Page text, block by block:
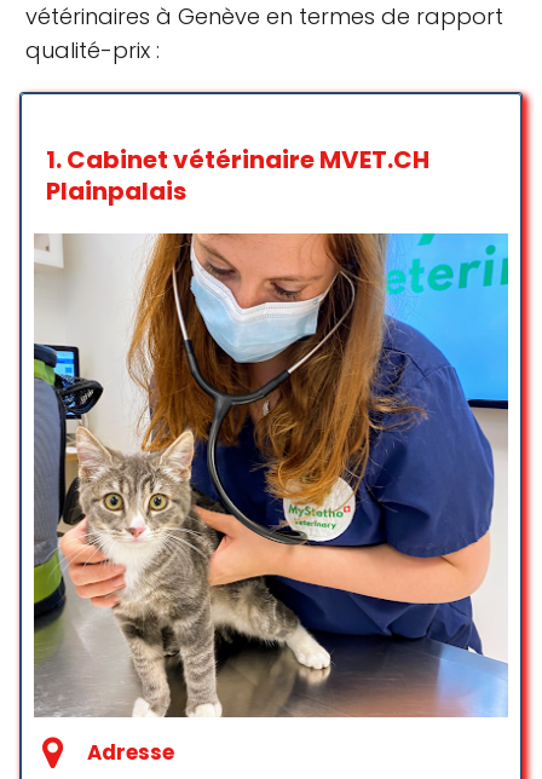
vétérinaires à Genève en termes de rapport
qualité-prix :
1.Cabinet vétérinaire MVET.CH
Plainpalais
Adresse